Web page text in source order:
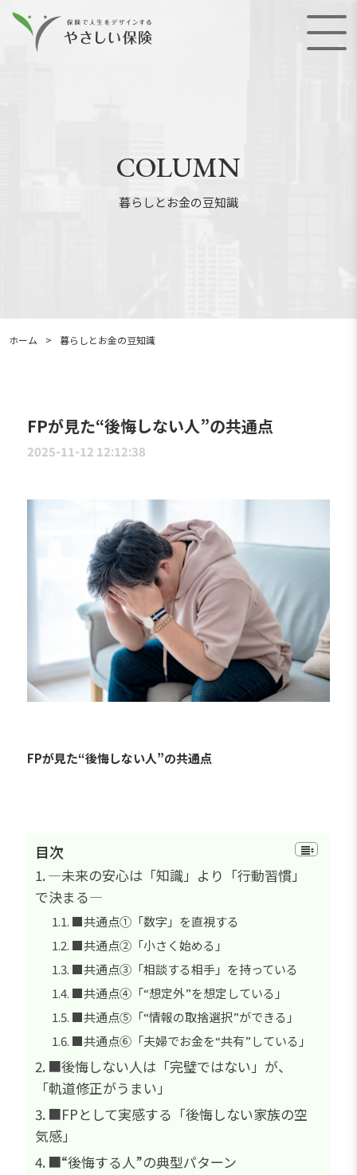
COLUMN
暮らしとお金の豆知識
ホーム > 暮らしとお金の豆知識
FPが見た“後悔しない人”の共通点
2025-11-12 12:12:38
FPが見た“後悔しない人”の共通点
目次
―未来の安心は「知識」より「行動習慣」
で決まる―
■共通点①「数字」を直視する
■共通点②「小さく始める」
■共通点③「相談する相手」を持っている
■共通点④「“想定外”を想定している」
■共通点⑤「“情報の取捨選択”ができる」
■共通点⑥「夫婦でお金を“共有”している」
■後悔しない人は「完璧ではない」が、
「軌道修正がうまい」
■FPとして実感する「後悔しない家族の空
気感」
■“後悔する人”の典型パターン